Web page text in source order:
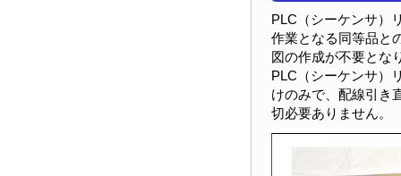
PLC（シーケンサ）
作業となる同等品と
図の作成が不要とな
PLC（シーケンサ）
けのみで、配線引き
切必要ありません。